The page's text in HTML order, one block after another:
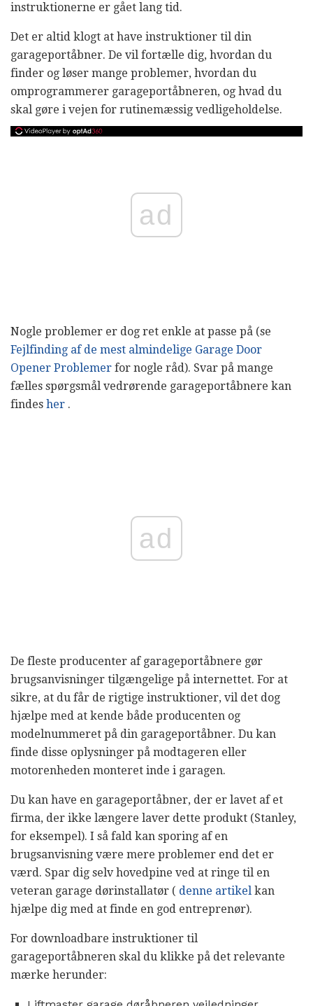
instruktionerne er gået lang tid.
Det er altid klogt at have instruktioner til din
garageportåbner. De vil fortælle dig, hvordan du
finder og løser mange problemer, hvordan du
omprogrammerer garageportåbneren, og hvad du
skal gøre i vejen for rutinemæssig vedligeholdelse.
ad
Nogle problemer er dog ret enkle at passe på (se
Fejlfinding af de mest almindelige Garage Door
Opener Problemer for nogle råd). Svar på mange
fælles spørgsmål vedrørende garageportåbnere kan
findes her .
ad
De fleste producenter af garageportåbnere gør
brugsanvisninger tilgængelige på internettet. For at
sikre, at du får de rigtige instruktioner, vil det dog
hjælpe med at kende både producenten og
modelnummeret på din garageportåbner. Du kan
finde disse oplysninger på modtageren eller
motorenheden monteret inde i garagen.
Du kan have en garageportåbner, der er lavet af et
firma, der ikke længere laver dette produkt (Stanley,
for eksempel). I så fald kan sporing af en
brugsanvisning være mere problemer end det er
værd. Spar dig selv hovedpine ved at ringe til en
veteran garage dørinstallatør ( denne artikel kan
hjælpe dig med at finde en god entreprenør).
For downloadbare instruktioner til
garageportåbneren skal du klikke på det relevante
mærke herunder: